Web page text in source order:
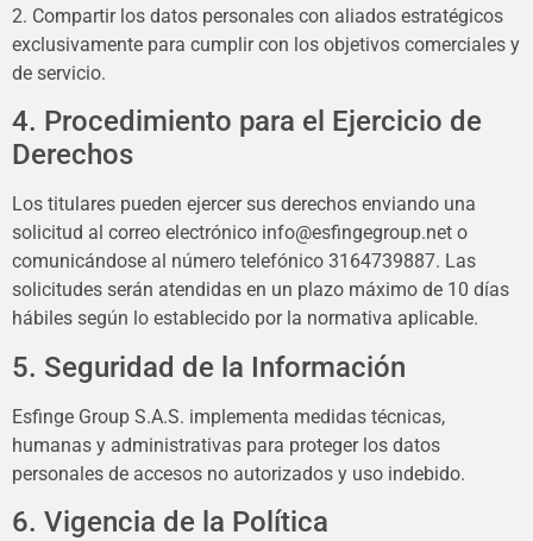
2. Compartir los datos personales con aliados estratégicos
exclusivamente para cumplir con los objetivos comerciales y
de servicio.
4. Procedimiento para el Ejercicio de
Derechos
Los titulares pueden ejercer sus derechos enviando una
solicitud al correo electrónico info@esfingegroup.net o
comunicándose al número telefónico 3164739887. Las
solicitudes serán atendidas en un plazo máximo de 10 días
hábiles según lo establecido por la normativa aplicable.
5. Seguridad de la Información
Esfinge Group S.A.S. implementa medidas técnicas,
humanas y administrativas para proteger los datos
personales de accesos no autorizados y uso indebido.
6. Vigencia de la Política